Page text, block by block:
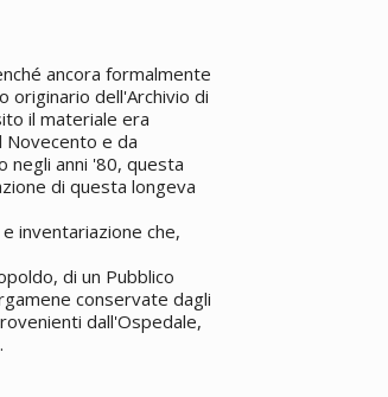
ancora formalmente
originario dell'Archivio di
il materiale era
Novecento e da
negli anni '80, questa
di questa longeva
inventariazione che,
di un Pubblico
conservate dagli
dall'Ospedale,